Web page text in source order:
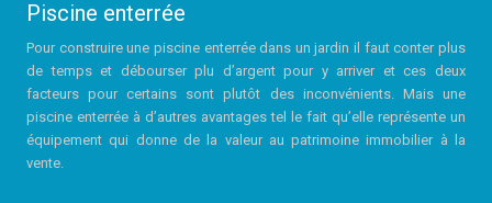
Piscine enterrée
Pour construire une piscine enterrée dans un jardin il faut conter plus
de temps et débourser plu d’argent pour y arriver et ces deux
facteurs pour certains sont plutôt des inconvénients. Mais une
piscine enterrée à d’autres avantages tel le fait qu’elle représente un
équipement qui donne de la valeur au patrimoine immobilier à la
vente.